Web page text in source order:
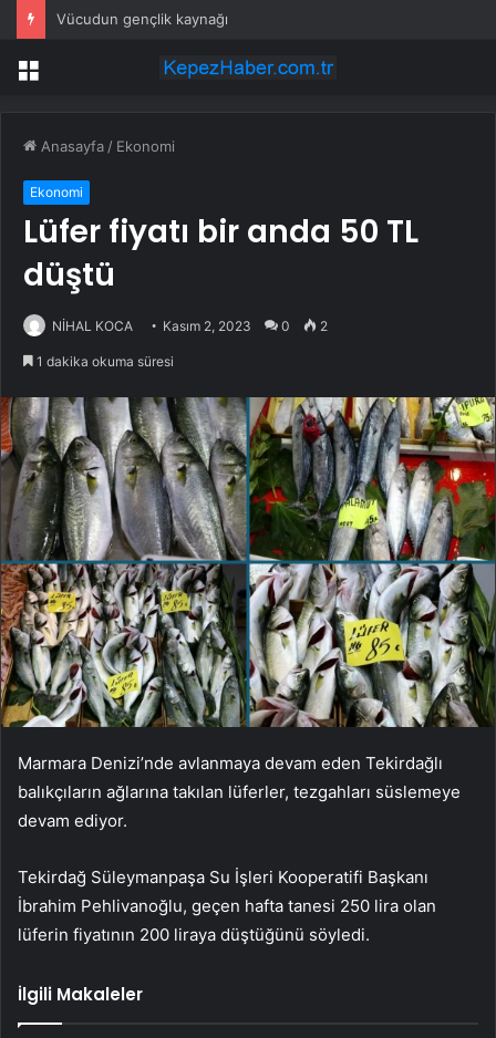
Vücudun gençlik kaynağı
Menü
Anasayfa / Ekonomi
Ekonomi
Lüfer fiyatı bir anda 50 TL
düştü
NİHAL KOCA Kasım 2, 2023 0 2
1 dakika okuma süresi
Marmara Denizi’nde avlanmaya devam eden Tekirdağlı
balıkçıların ağlarına takılan lüferler, tezgahları süslemeye
devam ediyor.
Tekirdağ Süleymanpaşa Su İşleri Kooperatifi Başkanı
İbrahim Pehlivanoğlu, geçen hafta tanesi 250 lira olan
lüferin fiyatının 200 liraya düştüğünü söyledi.
İlgili Makaleler